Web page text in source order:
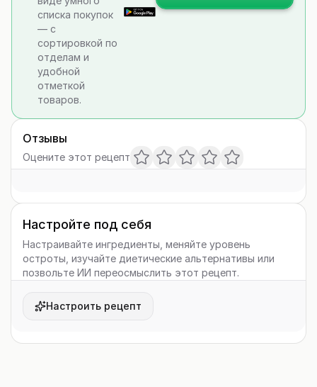
списка покупок
— с
сортировкой по
отделам и
удобной
отметкой
товаров.
Отзывы
Оцените этот рецепт
Настройте под себя
Настраивайте ингредиенты, меняйте уровень
остроты, изучайте диетические альтернативы или
позвольте ИИ переосмыслить этот рецепт.
Настроить рецепт